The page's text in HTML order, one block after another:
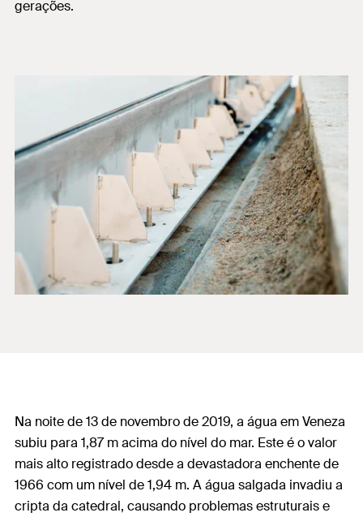
gerações.
Na noite de 13 de novembro de 2019, a água em Veneza
subiu para 1,87 m acima do nível do mar. Este é o valor
mais alto registrado desde a devastadora enchente de
1966 com um nível de 1,94 m. A água salgada invadiu a
cripta da catedral, causando problemas estruturais e